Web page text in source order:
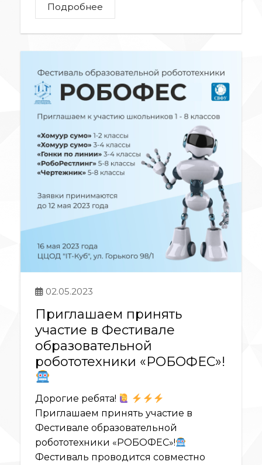
Подробнее
02.05.2023
Приглашаем принять
участие в Фестивале
образовательной
робототехники «РОБОФЕС»!
Дорогие ребята!
Приглашаем принять участие в
Фестивале образовательной
робототехники «РОБОФЕС»!
Фестиваль проводится совместно